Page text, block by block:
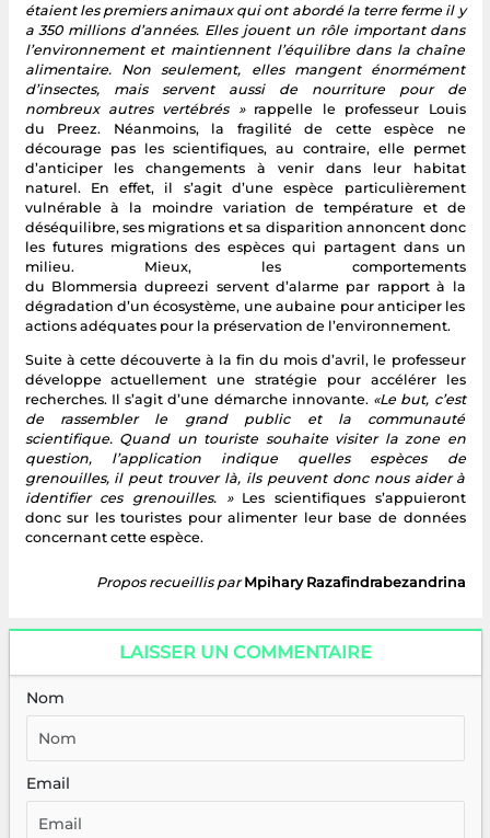
étaient les premiers animaux qui ont abordé la terre ferme il y
a 350 millions d’années. Elles jouent un rôle important dans
l’environnement et maintiennent l’équilibre dans la chaîne
alimentaire. Non seulement, elles mangent énormément
d’insectes, mais servent aussi de nourriture pour de
nombreux autres vertébrés »rappelle le professeur Louis
du Preez. Néanmoins, la fragilité de cette espèce ne
décourage pas les scientifiques, au contraire, elle permet
d’anticiper les changements à venir dans leur habitat
naturel. En effet, il s’agit d’une espèce particulièrement
vulnérable à la moindre variation de température et de
déséquilibre, ses migrations et sa disparition annoncent donc
les futures migrations des espèces qui partagent dans un
milieu. Mieux, les comportements
du Blommersia dupreezi servent d’alarme par rapport à la
dégradation d’un écosystème, une aubaine pour anticiper les
actions adéquates pour la préservation de l’environnement.
Suite à cette découverte à la fin du mois d’avril, le professeur
développe actuellement une stratégie pour accélérer les
recherches. Il s’agit d’une démarche innovante. «Le but, c’est
de rassembler le grand public et la communauté
scientifique. Quand un touriste souhaite visiter la zone en
question, l’application indique quelles espèces de
grenouilles, il peut trouver là, ils peuvent donc nous aider à
identifier ces grenouilles. » Les scientifiques s’appuieront
donc sur les touristes pour alimenter leur base de données
concernant cette espèce.
Propos recueillis par Mpihary Razafindrabezandrina
LAISSER UN COMMENTAIRE
Nom
Email